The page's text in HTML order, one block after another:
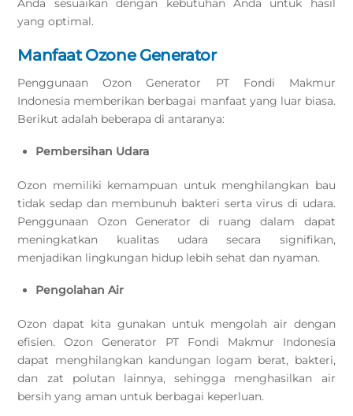
Anda sesuaikan dengan kebutuhan Anda untuk hasil
yang optimal.
Manfaat Ozone Generator
Penggunaan Ozon Generator PT Fondi Makmur
Indonesia memberikan berbagai manfaat yang luar biasa.
Berikut adalah beberapa di antaranya:
Pembersihan Udara
Ozon memiliki kemampuan untuk menghilangkan bau
tidak sedap dan membunuh bakteri serta virus di udara.
Penggunaan Ozon Generator di ruang dalam dapat
meningkatkan kualitas udara secara signifikan,
menjadikan lingkungan hidup lebih sehat dan nyaman.
Pengolahan Air
Ozon dapat kita gunakan untuk mengolah air dengan
efisien. Ozon Generator PT Fondi Makmur Indonesia
dapat menghilangkan kandungan logam berat, bakteri,
dan zat polutan lainnya, sehingga menghasilkan air
bersih yang aman untuk berbagai keperluan.